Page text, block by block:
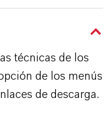
técnicas de los
de los menús
de descarga.